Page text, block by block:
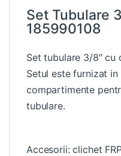
Set Tubulare
185990108
Set tubulare 3/8″ cu
Setul este furnizat
compartimente
tubulare.
Accesorii: clichet